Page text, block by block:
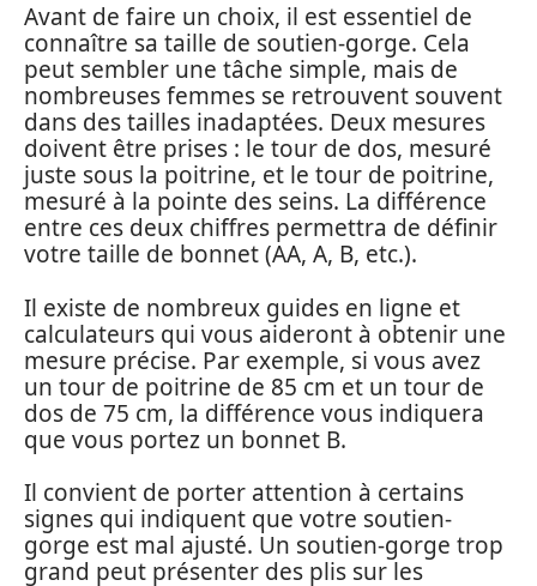
Avant de faire un choix, il est essentiel de
connaître sa taille de soutien-gorge. Cela
peut sembler une tâche simple, mais de
nombreuses femmes se retrouvent souvent
dans des tailles inadaptées. Deux mesures
doivent être prises : le tour de dos, mesuré
juste sous la poitrine, et le tour de poitrine,
mesuré à la pointe des seins. La différence
entre ces deux chiffres permettra de définir
votre taille de bonnet (AA, A, B, etc.).
Il existe de nombreux guides en ligne et
calculateurs qui vous aideront à obtenir une
mesure précise. Par exemple, si vous avez
un tour de poitrine de 85 cm et un tour de
dos de 75 cm, la différence vous indiquera
que vous portez un bonnet B.
Il convient de porter attention à certains
signes qui indiquent que votre soutien-
gorge est mal ajusté. Un soutien-gorge trop
grand peut présenter des plis sur les